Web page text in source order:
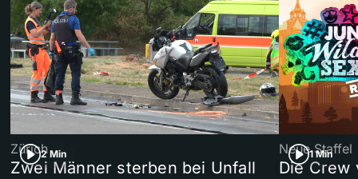
2 Min
Zürich
Zwei Männer sterben bei Unfall
1 Min
Neue Staffel
Die Crew